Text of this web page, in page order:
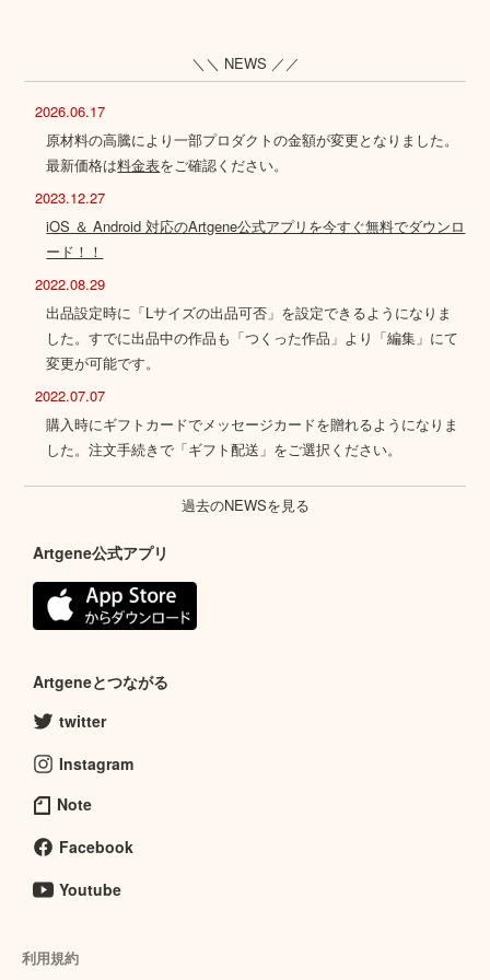
＼＼ NEWS ／／
2026.06.17
原材料の高騰により一部プロダクトの金額が変更となりました。
最新価格は料金表をご確認ください。
2023.12.27
iOS ＆ Android 対応のArtgene公式アプリを今すぐ無料でダウンロ
ード！！
2022.08.29
出品設定時に「Lサイズの出品可否」を設定できるようになりま
した。すでに出品中の作品も「つくった作品」より「編集」にて
変更が可能です。
2022.07.07
購入時にギフトカードでメッセージカードを贈れるようになりま
した。注文手続きで「ギフト配送」をご選択ください。
過去のNEWSを見る
Artgene公式アプリ
Artgeneとつながる
twitter
Instagram
Note
Facebook
Youtube
利用規約